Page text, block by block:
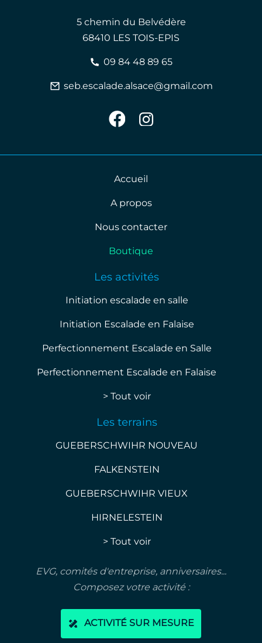
5 chemin du Belvédère
68410 LES TOIS-EPIS
09 84 48 89 65
seb.escalade.alsace@gmail.com
Accueil
A propos
Nous contacter
Boutique
Les activités
Initiation escalade en salle
Initiation Escalade en Falaise
Perfectionnement Escalade en Salle
Perfectionnement Escalade en Falaise
> Tout voir
Les terrains
GUEBERSCHWIHR NOUVEAU
FALKENSTEIN
GUEBERSCHWIHR VIEUX
HIRNELESTEIN
> Tout voir
EVG, comités d'entreprise, anniversaires...
Composez votre activité :
ACTIVITÉ SUR MESURE